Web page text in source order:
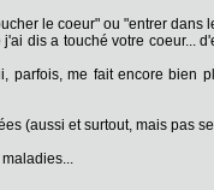
le coeur" ou "entrer dans
dis a touché votre coeur...
me fait encore bien
(aussi et surtout, mais pas